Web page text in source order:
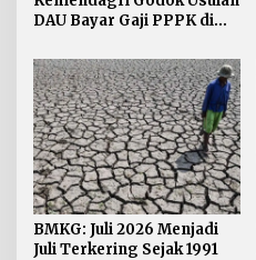
DAU Bayar Gaji PPPK di
BMKG: Juli 2026 Menjadi
Juli Terkering Sejak 1991